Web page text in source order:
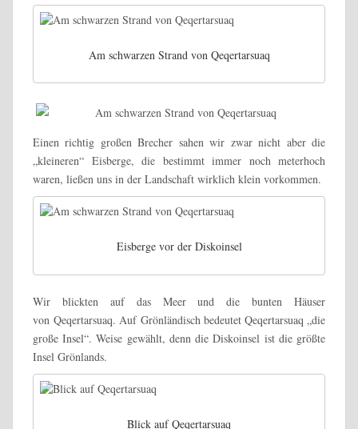
Am schwarzen Strand von Qeqertarsuaq
Einen richtig großen Brecher sahen wir zwar nicht aber die
„kleineren“ Eisberge, die bestimmt immer noch meterhoch
waren, ließen uns in der Landschaft wirklich klein vorkommen.
Eisberge vor der Diskoinsel
Wir blickten auf das Meer und die bunten Häuser
von Qeqertarsuaq. Auf Grönländisch bedeutet Qeqertarsuaq „die
große Insel“. Weise gewählt, denn die Diskoinsel ist die größte
Insel Grönlands.
Blick auf Qeqertarsuaq